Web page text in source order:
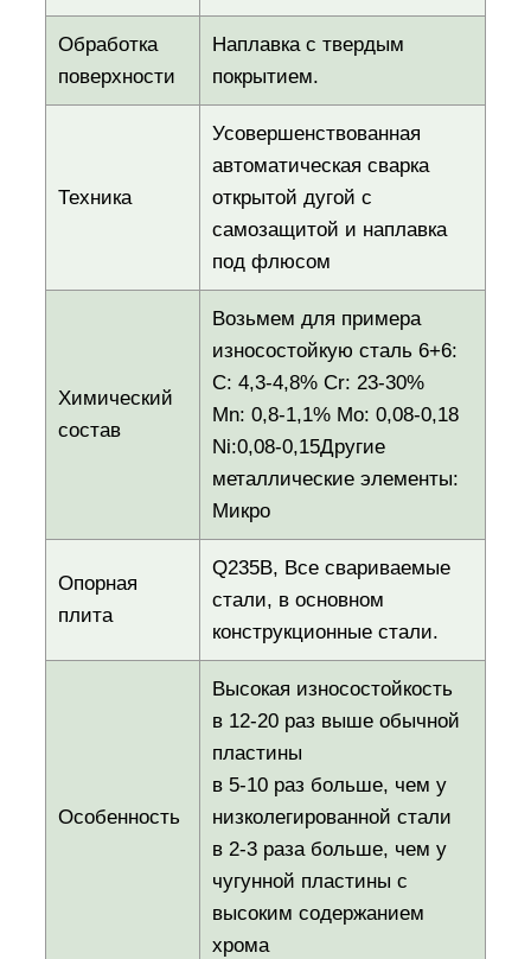
Обработка
поверхности
Наплавка с твердым
покрытием.
Техника
Усовершенствованная
автоматическая сварка
открытой дугой с
самозащитой и наплавка
под флюсом
Химический
состав
Возьмем для примера
износостойкую сталь 6+6:
C: 4,3-4,8% Cr: 23-30%
Mn: 0,8-1,1% Mo: 0,08-0,18
Ni:0,08-0,15Другие
металлические элементы:
Микро
Опорная
плита
Q235B, Все свариваемые
стали, в основном
конструкционные стали.
Особенность
Высокая износостойкость
в 12-20 раз выше обычной
пластины
в 5-10 раз больше, чем у
низколегированной стали
в 2-3 раза больше, чем у
чугунной пластины с
высоким содержанием
хрома